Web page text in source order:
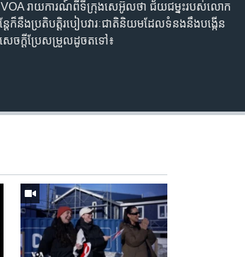
រាយការណ៍​ពី​ទីក្រុង​សេអ៊ូល​ថា ជ័យជម្នះ​របស់​លោក​
ែ​ក៏នឹង​ប្រតិបត្តិ​របៀប​វារៈ​ជាតិ​និយម​ដែល​ទំនង​នឹង​បង្កើន​
េចក្តី​ប្រែសម្រួល​ដូច​តទៅ៖